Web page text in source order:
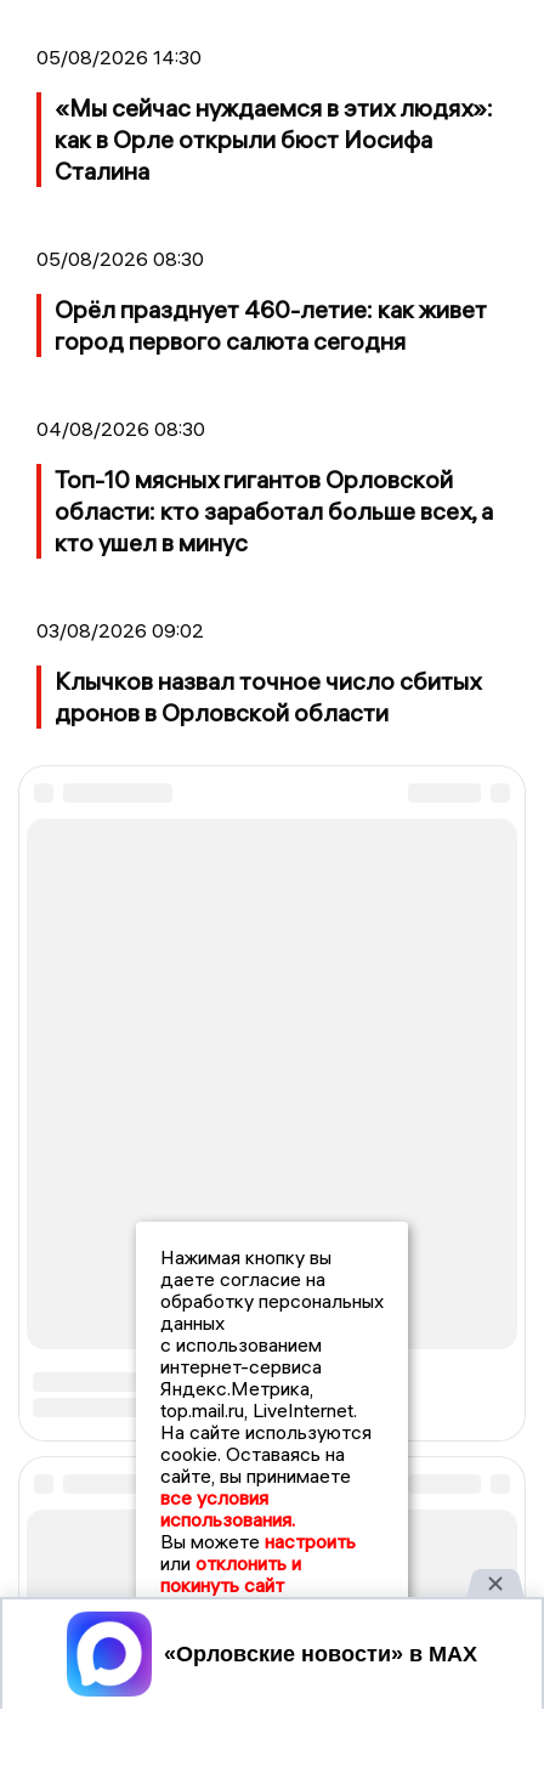
05/08/2026 14:30
«Мы сейчас нуждаемся в этих людях»:
как в Орле открыли бюст Иосифа
Сталина
05/08/2026 08:30
Орёл празднует 460-летие: как живет
город первого салюта сегодня
04/08/2026 08:30
Топ-10 мясных гигантов Орловской
области: кто заработал больше всех, а
кто ушел в минус
03/08/2026 09:02
Клычков назвал точное число сбитых
дронов в Орловской области
Нажимая кнопку вы
даете согласие на
обработку персональных
данных
с использованием
интернет-сервиса
Яндекс.Метрика,
top.mail.ru, LiveInternet.
На сайте используются
cookie. Оставаясь на
сайте, вы принимаете
все условия
использования.
Вы можете настроить
или отклонить и
покинуть сайт
Принять